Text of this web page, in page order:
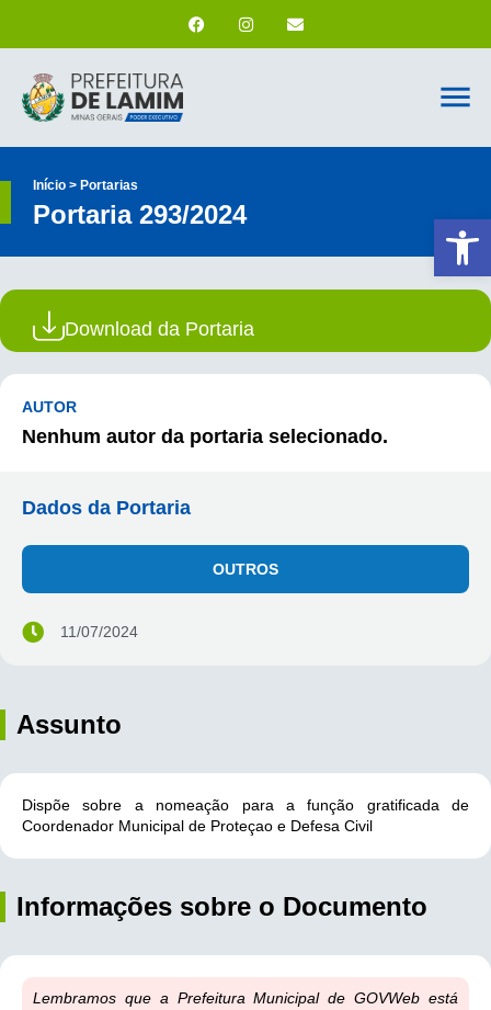
Início > Portarias
Portaria 293/2024
Download da Portaria
AUTOR
Nenhum autor da portaria selecionado.
Dados da Portaria
OUTROS
11/07/2024
Assunto
Dispõe sobre a nomeação para a função gratificada de
Coordenador Municipal de Proteçao e Defesa Civil
Informações sobre o Documento
Lembramos que a Prefeitura Municipal de GOVWeb está